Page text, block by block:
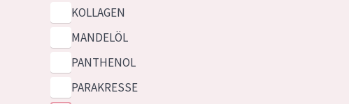
KOLLAGEN
MANDELÖL
PANTHENOL
PARAKRESSE